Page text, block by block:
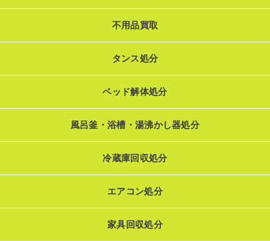
不用品買取
タンス処分
ベッド解体処分
風呂釜・浴槽・湯沸かし器処分
冷蔵庫回収処分
エアコン処分
家具回収処分